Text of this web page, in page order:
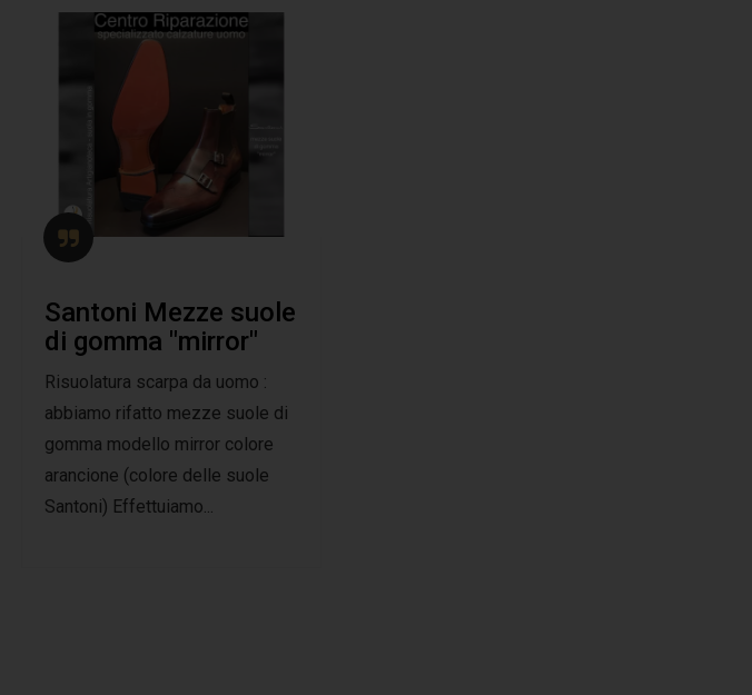
Santoni Mezze suole
di gomma "mirror"
Risuolatura scarpa da uomo :
abbiamo rifatto mezze suole di
gomma modello mirror colore
arancione (colore delle suole
Santoni) Effettuiamo...